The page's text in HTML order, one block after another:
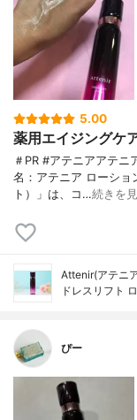
5.00
薬用エイジングケ
＃PR #アテニアアテニ
名：アテニア ローショ
ト）」は、コ…続きを
Attenir(アテニ
ドレスリフト
ぴー